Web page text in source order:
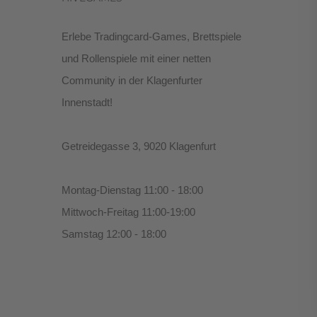
Erlebe Tradingcard-Games, Brettspiele
und Rollenspiele mit einer netten
Community in der Klagenfurter
Innenstadt!
Getreidegasse 3, 9020 Klagenfurt
Montag-Dienstag 11:00 - 18:00
Mittwoch-Freitag 11:00-19:00
Samstag 12:00 - 18:00